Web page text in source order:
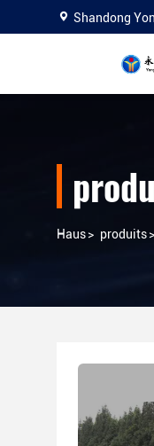
Shandong
Haus> produits>